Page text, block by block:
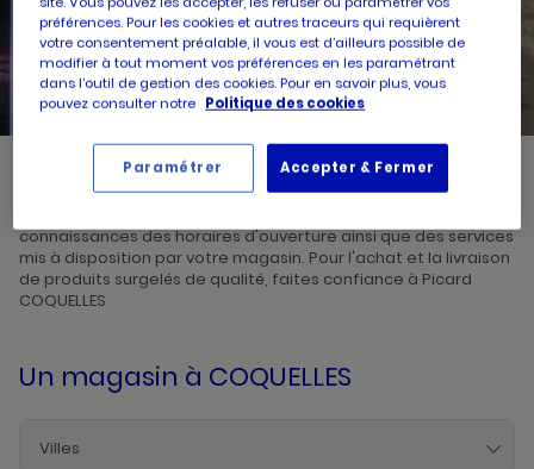
RECHERCHERUN
POINT
DE
VENTE
PICARD
Picard, créateur de saveurs et commerçant de proximité, vous
connaissances des horaires d'ouverture ainsi que des services
mis à disposition par votre magasin. Pour l'achat et la livraison
de produits surgelés de qualité, faites confiance à Picard
COQUELLES
Un magasin à COQUELLES
Villes
préférences. Pour les cookies et autres traceurs qui requièrent
votre consentement préalable, il vous est d’ailleurs possible de
modifier à tout moment vos préférences en les paramétrant
dans l’outil de gestion des cookies. Pour en savoir plus, vous
pouvez consulter notre Politique des cookies
Accepter & Fermer
Paramétrer